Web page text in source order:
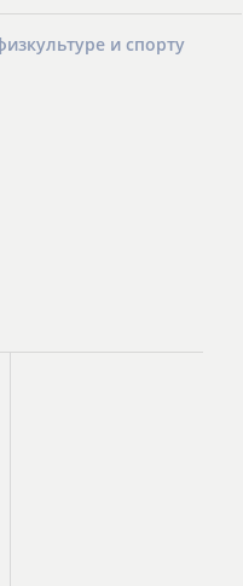
и спорту